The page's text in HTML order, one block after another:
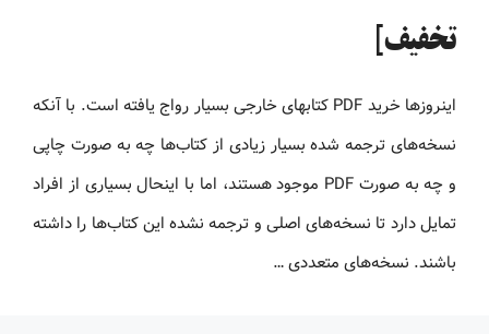
تخفیف]
اینروزها خرید PDF کتاب‎های خارجی بسیار رواج یافته است. با آنکه
نسخه‌های ترجمه شده بسیار زیادی از کتاب‌ها چه به صورت چاپی
و چه به صورت PDF موجود هستند، اما با اینحال بسیاری از افراد
تمایل دارد تا نسخه‌های اصلی و ترجمه نشده این کتاب‌ها را داشته
باشند. نسخه‌های متعددی …